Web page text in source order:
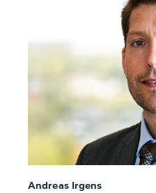
Andreas Irgens